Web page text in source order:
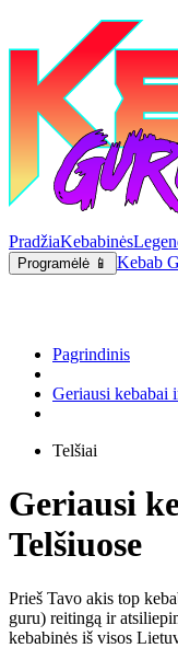
PradžiaKebabinės
Programėlė 📱 Kebab
Pagrindinis
Geriausi kebabai
Telšiai
Geriausi
Telšiuose
Prieš Tavo akis top
guru) reitingą ir
kebabinės iš visos